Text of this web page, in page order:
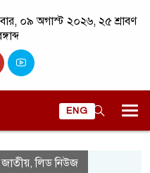
০৯ অগাস্ট ২০২৬, ২৫ শ্রাবণ
ENG
জাতীয়,লিড নিউজ